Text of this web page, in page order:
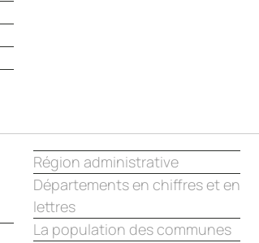
Région administrative
Départements en chiffres et en
lettres
La population des communes